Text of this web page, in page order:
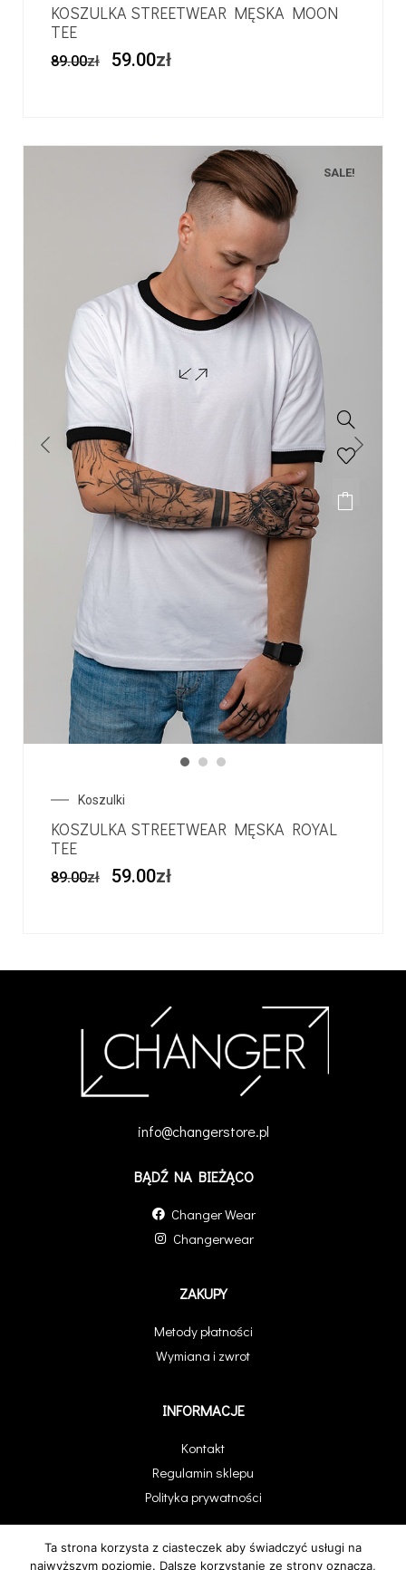
KOSZULKA STREETWEAR MĘSKA MOON
TEE
89.00zł 59.00zł
SALE!
Koszulki
KOSZULKA STREETWEAR MĘSKA ROYAL
TEE
89.00zł 59.00zł
info@changerstore.pl
BĄDŹ NA BIEŻĄCO
Changer Wear
Changerwear
ZAKUPY
Metody płatności
Wymiana i zwrot
INFORMACJE
Kontakt
Regulamin sklepu
Polityka prywatności
Ta strona korzysta z ciasteczek aby świadczyć usługi na
najwyższym poziomie. Dalsze korzystanie ze strony oznacza,